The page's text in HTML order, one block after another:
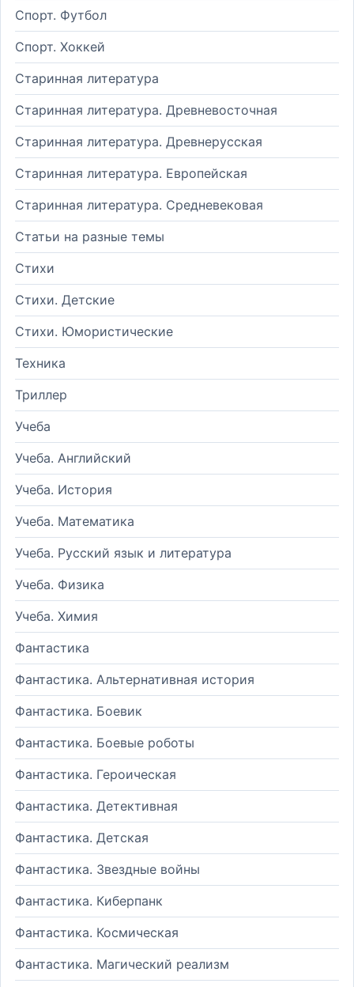
Спорт. Футбол
Спорт. Хоккей
Старинная литература
Старинная литература. Древневосточная
Старинная литература. Древнерусская
Старинная литература. Европейская
Старинная литература. Средневековая
Статьи на разные темы
Стихи
Стихи. Детские
Стихи. Юмористические
Техника
Триллер
Учеба
Учеба. Английский
Учеба. История
Учеба. Математика
Учеба. Русский язык и литература
Учеба. Физика
Учеба. Химия
Фантастика
Фантастика. Альтернативная история
Фантастика. Боевик
Фантастика. Боевые роботы
Фантастика. Героическая
Фантастика. Детективная
Фантастика. Детская
Фантастика. Звездные войны
Фантастика. Киберпанк
Фантастика. Космическая
Фантастика. Магический реализм